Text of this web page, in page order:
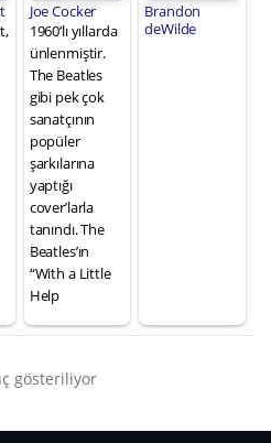
Joe Cocker
1960’lı yıllarda
ünlenmiştir.
The Beatles
gibi pek çok
sanatçının
popüler
şarkılarına
yaptığı
cover’larla
tanındı. The
Beatles’ın
“With a Little
Help
Brandon
deWilde
gösteriliyor